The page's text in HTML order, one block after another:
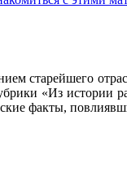
старейшего
«Из
факты,